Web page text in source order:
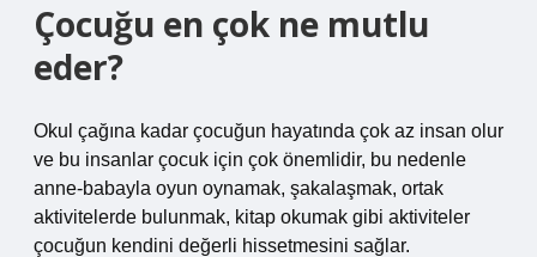
Çocuğu en çok ne mutlu
eder?
Okul çağına kadar çocuğun hayatında çok az insan olur
ve bu insanlar çocuk için çok önemlidir, bu nedenle
anne-babayla oyun oynamak, şakalaşmak, ortak
aktivitelerde bulunmak, kitap okumak gibi aktiviteler
çocuğun kendini değerli hissetmesini sağlar.